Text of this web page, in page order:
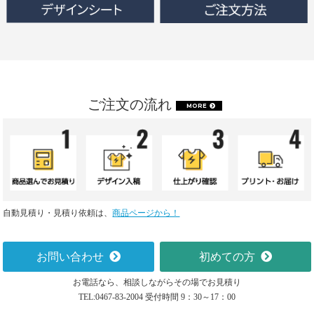
ご注文の流れ MORE
自動見積り・見積り依頼は、商品ページから！
お問い合わせ 初めての方
お電話なら、相談しながらその場でお見積り
TEL:0467-83-2004 受付時間 9：30～17：00